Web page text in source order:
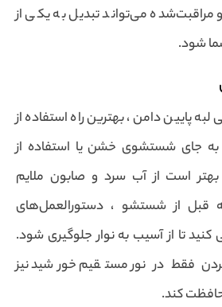
می‌تواند تبدیل به یکی از
شود.
لبه پایین دامن ، بهترین راه استفاده از
جای شستشوی خشن یا استفاده از
است از آب سرد و صابون ملایم
قبل از شستشو ، دستورالعمل‌های
کنید تا از آسیب به نوار جلوگیری شود.
فقط در نور مستقیم خورشید نیز
کند.